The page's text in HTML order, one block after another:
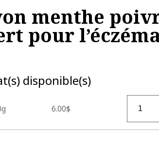
menthe
pour
disponible(s)
6.00$